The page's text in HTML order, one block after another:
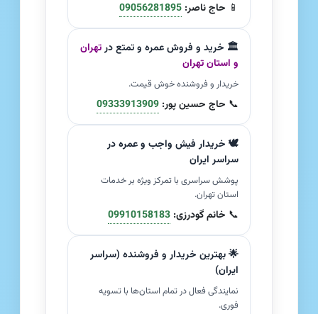
📱 حاج ناصر: 09056281895
🏛️ خرید و فروش عمره و تمتع درتهران
و استان تهران
خریدار و فروشنده خوش قیمت.
📞 حاج حسین پور: 09333913909
🕊️ خریدار فیش واجب و عمره در
سراسر ایران
پوشش سراسری با تمرکز ویژه بر خدمات
استان تهران.
📞 خانم گودرزی: 09910158183
🌟 بهترین خریدار و فروشنده (سراسر
ایران)
نمایندگی فعال در تمام استان‌ها با تسویه
فوری.